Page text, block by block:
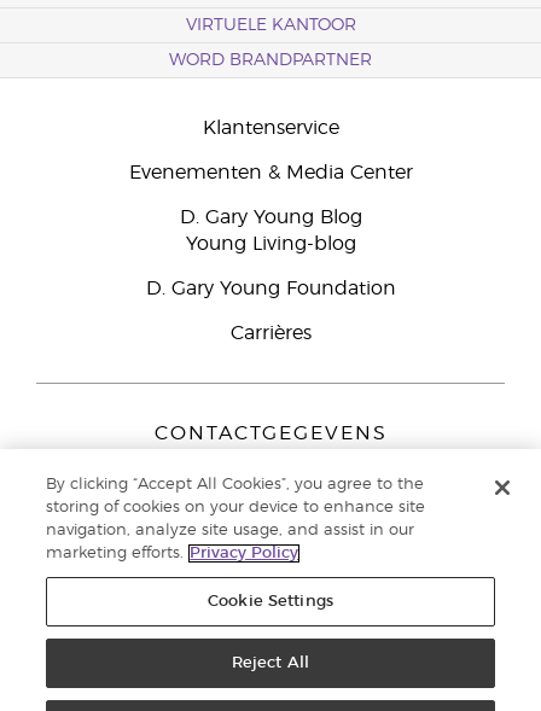
VIRTUELE KANTOOR
WORD BRANDPARTNER
Klantenservice
Evenementen & Media Center
D. Gary Young Blog
Young Living-blog
D. Gary Young Foundation
Carrières
CONTACTGEGEVENS
Peizerweg 97
9727 AJ Groningen
Nederland
Klantenservice:44-0-1480-710032
voorbehouden. | Privacybeleid
By clicking “Accept All Cookies”, you agree to the
storing of cookies on your device to enhance site
navigation, analyze site usage, and assist in our
marketing efforts.
Privacy Policy
Cookie Settings
Reject All